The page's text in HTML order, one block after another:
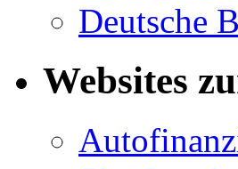
Deutsche
Websites